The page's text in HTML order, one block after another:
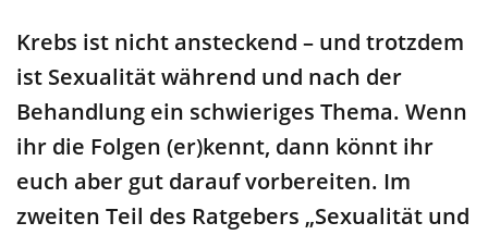
Krebs ist nicht ansteckend – und trotzdem
ist Sexualität während und nach der
Behandlung ein schwieriges Thema. Wenn
ihr die Folgen (er)kennt, dann könnt ihr
euch aber gut darauf vorbereiten. Im
zweiten Teil des Ratgebers „Sexualität und